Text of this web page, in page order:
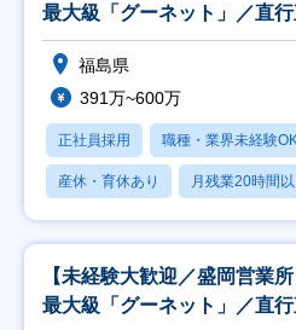
最大級「グーネット」／直行
福島県
391万~600万
正社員採用 職種・業界未経験
産休・育休あり 月残業20時間
【未経験大歓迎／盛岡営業
最大級「グーネット」／直行